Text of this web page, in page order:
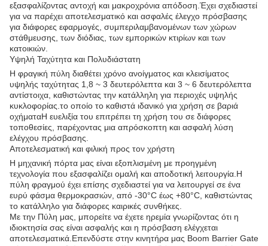
εξασφαλίζοντας αντοχή και μακροχρόνια απόδοση.Έχει σχεδιαστεί
για να παρέχει αποτελεσματικό και ασφαλές έλεγχο πρόσβασης
για διάφορες εφαρμογές, συμπεριλαμβανομένων των χώρων
στάθμευσης, των διόδιας, των εμπορικών κτιρίων και των
κατοικιών.
Υψηλή Ταχύτητα και Πολυδιάστατη
Η φραγική πύλη διαθέτει χρόνο ανοίγματος και κλεισίματος
υψηλής ταχύτητας 1,8 ~ 3 δευτερόλεπτα και 3 ~ 6 δευτερόλεπτα
αντίστοιχα, καθιστώντας την κατάλληλη για περιοχές υψηλής
κυκλοφορίας.το οποίο το καθιστά ιδανικό για χρήση σε βαριά
οχήματαΗ ευελιξία του επιτρέπει τη χρήση του σε διάφορες
τοποθεσίες, παρέχοντας μια απρόσκοπτη και ασφαλή λύση
ελέγχου πρόσβασης.
Αποτελεσματική και φιλική προς τον χρήστη
Η μηχανική πόρτα μας είναι εξοπλισμένη με προηγμένη
τεχνολογία που εξασφαλίζει ομαλή και αποδοτική λειτουργία.Η
πύλη φραγμού έχει επίσης σχεδιαστεί για να λειτουργεί σε ένα
ευρύ φάσμα θερμοκρασιών, από -30°C έως +80°C, καθιστώντας
το κατάλληλο για διάφορες καιρικές συνθήκες.
Με την Πύλη μας, μπορείτε να έχετε ηρεμία γνωρίζοντας ότι η
ιδιοκτησία σας είναι ασφαλής και η πρόσβαση ελέγχεται
αποτελεσματικά.Επενδύστε στην κινητήρα μας Boom Barrier Gate